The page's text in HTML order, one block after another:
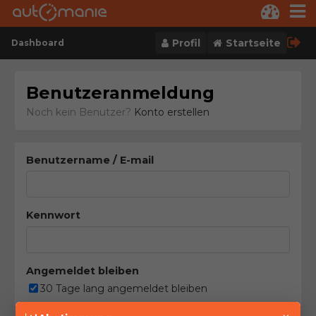
Dashboard Profil Startseite
Benutzeranmeldung
Noch kein Benutzer? Konto erstellen
Benutzername / E-mail
Kennwort
Angemeldet bleiben
30 Tage lang angemeldet bleiben